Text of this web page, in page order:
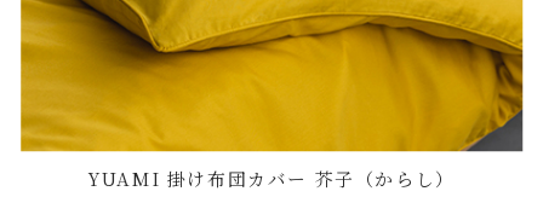
YUAMI 掛け布団カバー 芥子（からし）